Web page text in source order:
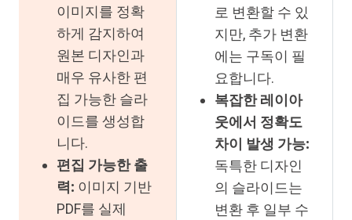
이미지를 정확
하게 감지하여
원본 디자인과
매우 유사한 편
집 가능한 슬라
이드를 생성합
니다.
편집 가능한 출
력: 이미지 기반
PDF를 실제
로 변환할 수 있
지만, 추가 변환
에는 구독이 필
요합니다.
복잡한 레이아
웃에서 정확도
차이 발생 가능:
독특한 디자인
의 슬라이드는
변환 후 일부 수